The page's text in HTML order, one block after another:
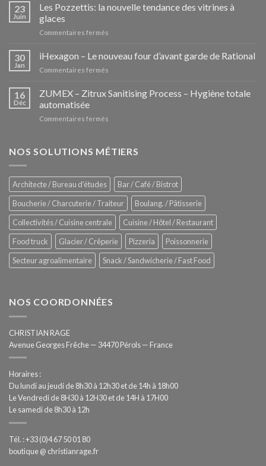
23
Juin
Les Pozzettis: la nouvelle tendance des vitrines à
glaces
Commentaires fermés
Pozzettis:
la
des
30
Jan
iHexagon – Le nouveau four d’avant garde de Rational
Commentaires fermés
–
Le
de
16
Déc
ZUMEX – Zitrux Sanitising Process – Hygiène totale
automatisée
Commentaires fermés
Zitrux
–
Hygiène
totale
automatisée
NOS SOLUTIONS MÉTIERS
Architecte / Bureau d'études
Bar / Café / Bistrot
Boucherie / Charcuterie / Traiteur
Boulang. / Pâtisserie
Collectivités / Cuisine centrale
Cuisine / Hôtel / Restaurant
Food truck
Glacier / Crêperie Pizzeria
Poissonnerie
Secteur agroalimentaire
Snack / Sandwicherie / Fast Food
NOS COORDONNÉES
CHRISTIAN RAGE
Avenue Georges Frêche — 34470 Pérols — France
Horaires :
Du lundi au jeudi de 8h30 à 12h30 et de 14h à 18h00
Le Vendredi de 8H30 à 12H30 et de 14H à 17H00
Le samedi de 8h30 à 12h
Tél. : +33 (0)4 67 50 01 80
boutique @ christianrage.fr